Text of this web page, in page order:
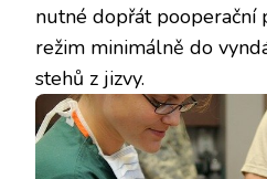
nutné dopřát pooperační
režim minimálně do
stehů z jizvy.